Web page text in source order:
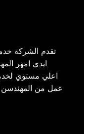
تقدم الشركة
ايدي امهر
اعلي مستوي
عمل من المهندسن